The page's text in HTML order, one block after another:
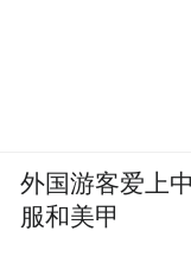
外国游客爱上
服和美甲